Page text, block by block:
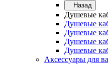
Назад
Душевые
Душевые
Душевые
Душевые
Душевые
Аксессуары для